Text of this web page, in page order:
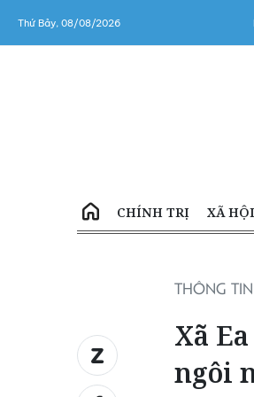
Thứ Bảy, 08/08/2026
CHÍNH TRỊ XÃ HỘI
THÔNG
Xã
ngôi